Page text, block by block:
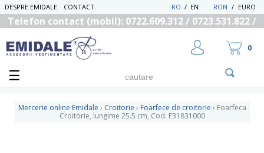
DESPRE EMIDALE CONTACT RON / EURO
EN
/
RO
Telefon contact (mobil): 0722.609.312 / 0723.531.822 /
0
Mercerie online Emidale › Croitorie › Foarfece de croitorie › Foarfeca
Croitorie, lungime 25.5 cm, Cod: F31831000